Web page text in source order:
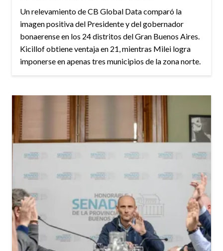
Un relevamiento de CB Global Data comparó la
imagen positiva del Presidente y del gobernador
bonaerense en los 24 distritos del Gran Buenos Aires.
Kicillof obtiene ventaja en 21, mientras Milei logra
imponerse en apenas tres municipios de la zona norte.